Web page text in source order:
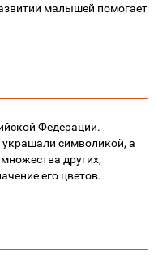
малышей помогает
Федерации.
украшали символикой, а
других,
его цветов.